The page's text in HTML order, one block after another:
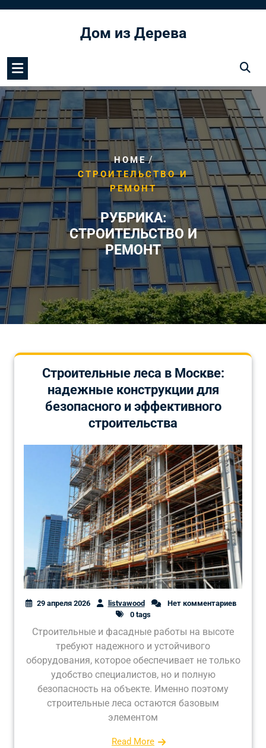
Дом из Дерева
HOME/
СТРОИТЕЛЬСТВО И
РЕМОНТ
РУБРИКА:
СТРОИТЕЛЬСТВО И
РЕМОНТ
Строительные леса в Москве:
надежные конструкции для
безопасного и эффективного
строительства
29 апреля 2026 listvawood
Нет комментариев
0 tags
Строительные и фасадные работы на высоте
требуют надежного и устойчивого
оборудования, которое обеспечивает не только
удобство специалистов, но и полную
безопасность на объекте. Именно поэтому
строительные леса остаются базовым
элементом
Read More